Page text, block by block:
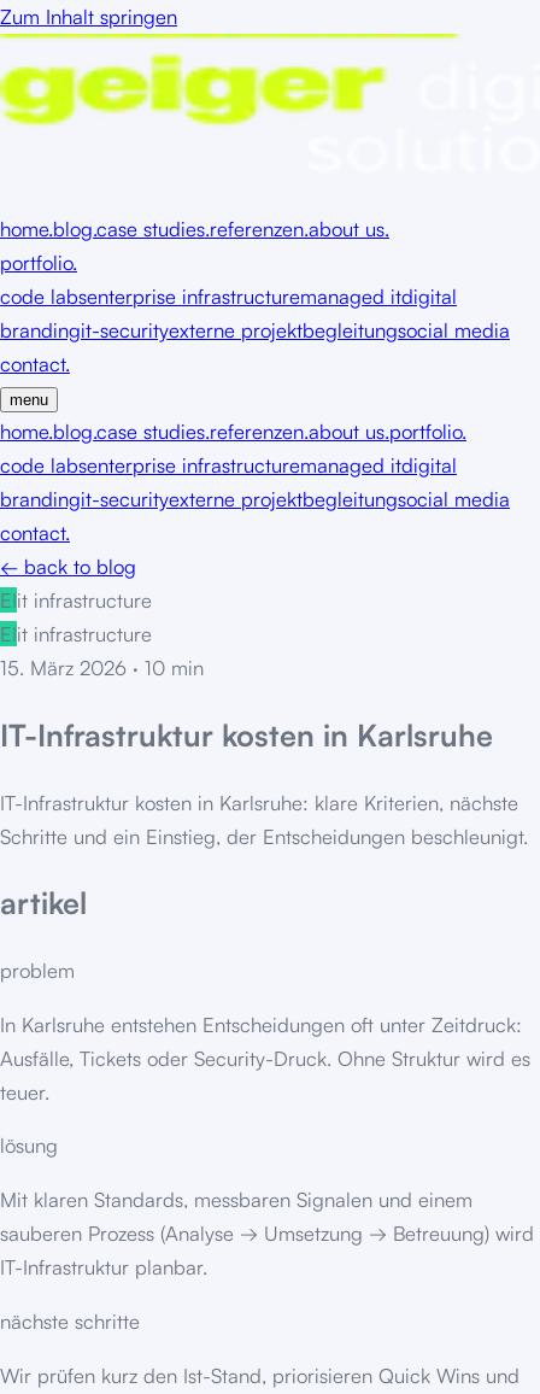
Zum Inhalt springen
home.blog.case studies.referenzen.about us.
portfolio.
code labsenterprise infrastructuremanaged itdigital
brandingit-securityexterne projektbegleitungsocial media
contact.
menu
home.blog.case studies.referenzen.about us.portfolio.
code labsenterprise infrastructuremanaged itdigital
brandingit-securityexterne projektbegleitungsocial media
contact.
← back to blog
EIit infrastructure
EIit infrastructure
15. März 2026 · 10 min
IT-Infrastruktur kosten in Karlsruhe
IT-Infrastruktur kosten in Karlsruhe: klare Kriterien, nächste
Schritte und ein Einstieg, der Entscheidungen beschleunigt.
artikel
problem
In Karlsruhe entstehen Entscheidungen oft unter Zeitdruck:
Ausfälle, Tickets oder Security-Druck. Ohne Struktur wird es
teuer.
lösung
Mit klaren Standards, messbaren Signalen und einem
sauberen Prozess (Analyse → Umsetzung → Betreuung) wird
IT-Infrastruktur planbar.
nächste schritte
Wir prüfen kurz den Ist-Stand, priorisieren Quick Wins und